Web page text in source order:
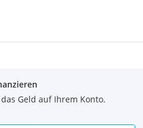
Geld auf Ihrem Konto.